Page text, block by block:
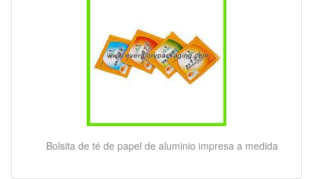
Bolsita de té de papel de aluminio impresa a medida